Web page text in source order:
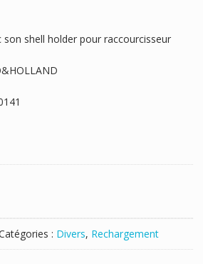
son shell holder pour raccourcisseur
: Divers, Rechargement